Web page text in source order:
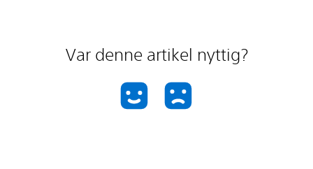
Var denne artikel nyttig?